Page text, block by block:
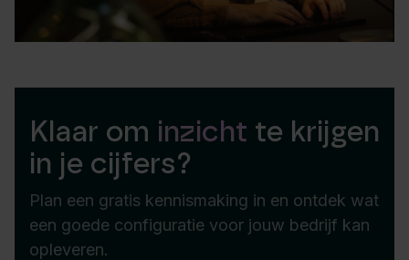
Klaar om inzicht te krijgen
in je cijfers?
Plan een gratis kennismaking in en ontdek wat
een goede configuratie voor jouw bedrijf kan
opleveren.